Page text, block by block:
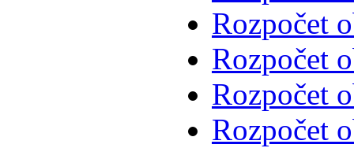
Rozpočet
Rozpočet
Rozpočet
Rozpočet